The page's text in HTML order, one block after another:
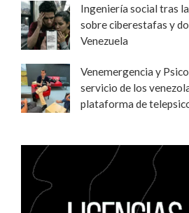
Ingeniería social tras
sobre ciberestafas y
Venezuela
Venemergencia y
servicio de los
plataforma de